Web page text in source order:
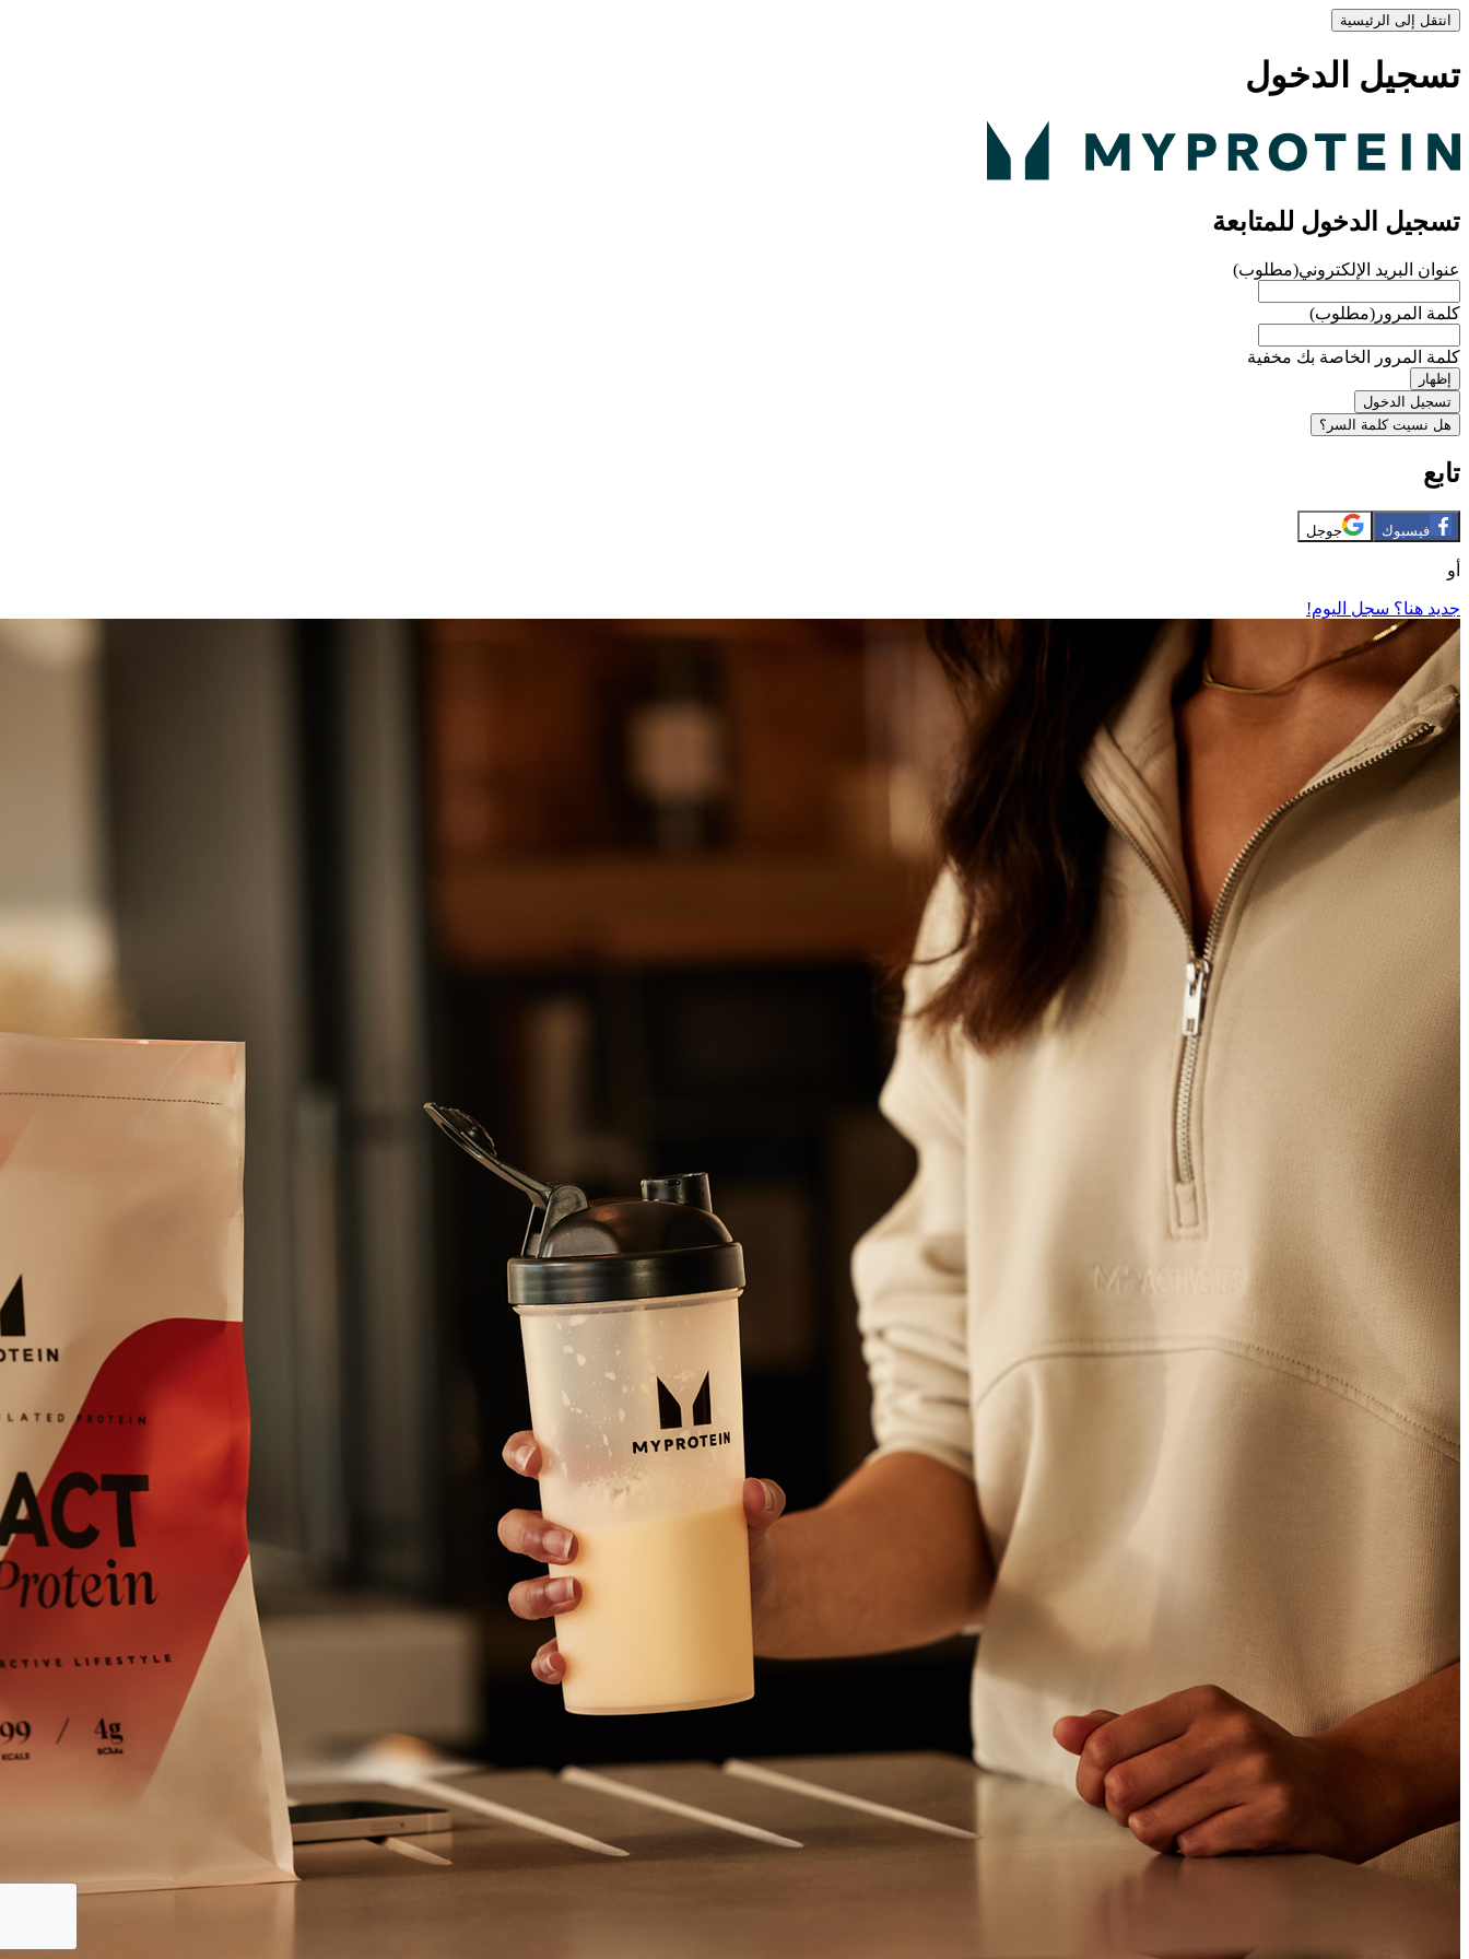
انتقل إلى الرئيسية
تسجيل الدخول
تسجيل الدخول للمتابعة
عنوان البريد الإلكتروني(مطلوب)
كلمة المرور (مطلوب)
كلمة المرور الخاصة بك مخفية
إظهار
تسجيل الدخول
هل نسيت كلمة السر؟
تابع
فيسبوك جوجل
أو
جديد هنا؟ سجل اليوم!